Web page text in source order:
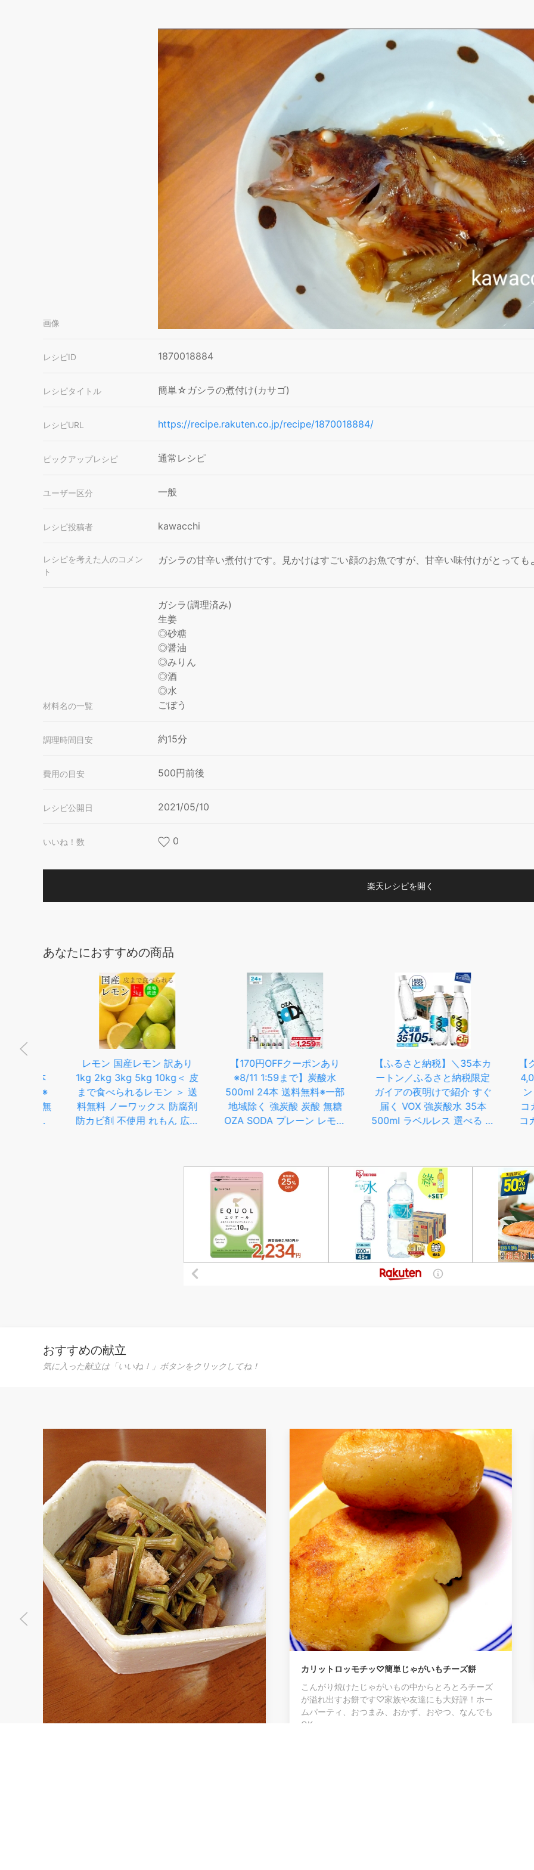
画像
レシピID 1870018884
レシピタイトル 簡単☆ガシラの煮付け(カサゴ)
レシピURL https://recipe.rakuten.co.jp/recipe/1870018884/
ピックアップレシピ 通常レシピ
ユーザー区分 一般
レシピ投稿者 kawacchi
レシピを考えた人のコメン
ト
ガシラの甘辛い煮付けです。見かけはすごい顔のお魚ですが、甘辛い味付けがとって
材料名の一覧
ガシラ(調理済み)
生姜
◎砂糖
◎醤油
◎みりん
◎酒
◎水
ごぼう
調理時間目安 約15分
費用の目安 500円前後
レシピ公開日 2021/05/10
いいね！数 0
楽天レシピを開く
あなたにおすすめの商品
レモン 国産レモン 訳あり
1kg 2kg 3kg 5kg 10kg＜ 皮
まで食べられるレモン ＞ 送
料無料 ノーワックス 防腐剤
防カビ剤 不使用 れもん 広島
【170円OFFクーポンあり
※8/11 1:59まで】炭酸水
500ml 24本 送料無料※一部
地域除く 強炭酸 炭酸 無糖
OZA SODA プレーン レモン
い まとめ買い ライフドリン
クカンパニー LIFEDRINK
ZAO SODA
【ふるさと納税】＼35本カ
ートン／ふるさと納税限定
ガイアの夜明けで紹介 すぐ
届く VOX 強炭酸水 35本
500ml ラベルレス 選べる ス
り材 ソーダ 高評価 防災 ふ
るさと納税 ランキング
6000円以内 まとめ買 炭酸
飲料
【クーポ
4,072円
ント10倍
コカコー
コカコー
ジア
650ml ペ
り×2ケ
おすすめの献立
気に入った献立は「いいね！」ボタンをクリックしてね！
カリットロッモチッ♡簡単じゃがいもチーズ餅
こんがり焼けたじゃがいもの中からとろとろチーズ
が溢れ出すお餅です♡家族や友達にも大好評！ホー
ムパーティ、おつまみ、おかず、おやつ、なんでも
OK〜
おやつに♪枝
生姜がおんゃ